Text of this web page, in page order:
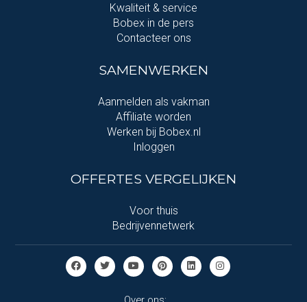
Kwaliteit & service
Bobex in de pers
Contacteer ons
SAMENWERKEN
Aanmelden als vakman
Affiliate worden
Werken bij Bobex.nl
Inloggen
OFFERTES VERGELIJKEN
Voor thuis
Bedrijvennetwerk